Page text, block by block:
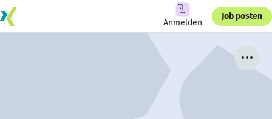
Anmelden
Job posten